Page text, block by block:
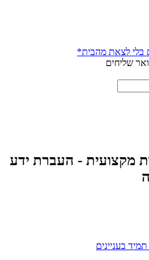
בלי לצאת מהבית*
שליחים
מקצועית - העברת ידע
בעניינים